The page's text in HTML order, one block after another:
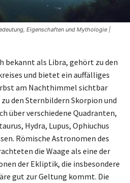
Eigenschaften und Mythologie |
bekannt als Libra, gehört zu den
und bietet ein auffälliges
am Nachthimmel sichtbar
den Sternbildern Skorpion und
über verschiedene Quadranten,
Hydra, Lupus, Ophiuchus
Römische Astronomen des
die Waage als eine der
der Ekliptik, die insbesondere
gut zur Geltung kommt. Die